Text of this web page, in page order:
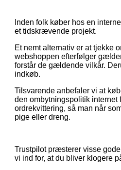
Inden folk køber hos en
et tidskrævende projekt.
Et nemt alternativ er at tjekke
webshoppen efterfølger
forstår de gældende vilkår.
indkøb.
Tilsvarende anbefaler vi at
den ombytningspolitik internet
ordrekvittering, så man når
pige eller dreng.
Trustpilot præsterer visse
vi ind for, at du bliver klogere